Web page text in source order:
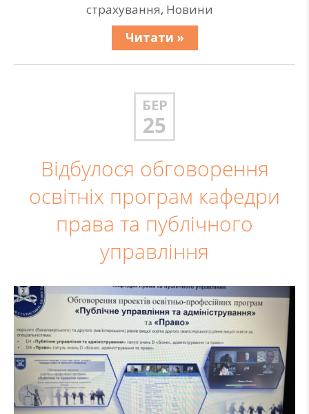
страхування, Новини
Читати »
БЕР
25
Відбулося обговорення
освітніх програм кафедри
права та публічного
управління